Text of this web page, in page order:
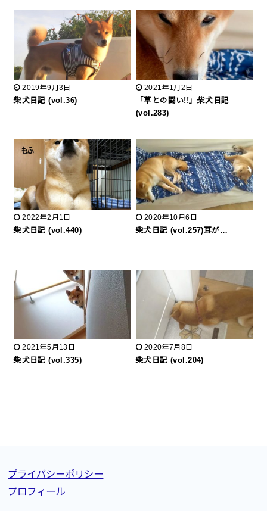
2019年9月3日
柴犬日記 (vol.36)
2021年1月2日
「草との闘い!!」柴犬日記
(vol.283)
2022年2月1日
柴犬日記 (vol.440)
2020年10月6日
柴犬日記 (vol.257)耳が…
2021年5月13日
柴犬日記 (vol.335)
2020年7月8日
柴犬日記 (vol.204)
プライバシーポリシー
プロフィール